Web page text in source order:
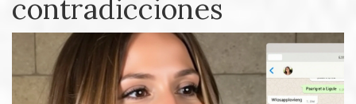
contradicciones